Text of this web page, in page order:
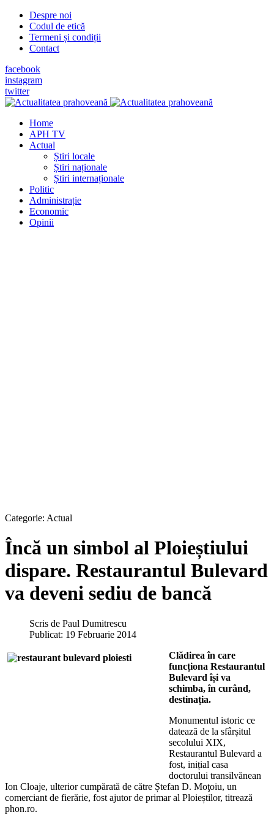
Despre noi
Codul de etică
Termeni și condiții
Contact
facebook
instagram
twitter
Home
APH TV
Actual
Știri locale
Știri naționale
Știri internaționale
Politic
Administrație
Economic
Opinii
Categorie: Actual
Încă un simbol al Ploieștiului
dispare. Restaurantul Bulevard
va deveni sediu de bancă
Scris de Paul Dumitrescu
Publicat: 19 Februarie 2014
Clădirea în care
funcționa Restaurantul
Bulevard își va
schimba, în curând,
destinația.
Monumentul istoric ce
datează de la sfârșitul
secolului XIX,
Restaurantul Bulevard a
fost, inițial casa
doctorului transilvănean
Ion Cloaje, ulterior cumpărată de către Ștefan D. Moţoiu, un
comerciant de fierărie, fost ajutor de primar al Ploieștilor, titrează
phon.ro.